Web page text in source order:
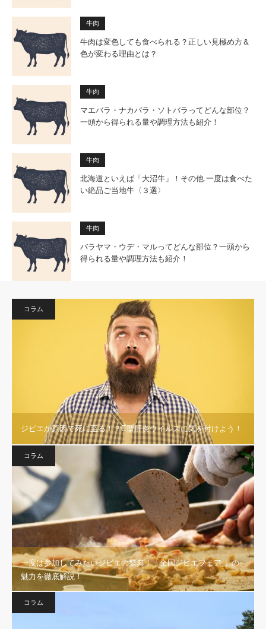
牛肉
牛肉は変色しても食べられる？正しい見極め方＆
色が変わる理由とは？
牛肉
マエバラ・ナカバラ・ソトバラってどんな部位？
一頭から得られる量や調理方法も紹介！
牛肉
北海道といえば「大沼牛」！その他.一度は食べた
い絶品ご当地牛〈３選〉
牛肉
バラヤマ・ウデ・マルってどんな部位？一頭から
得られる量や調理方法も紹介！
コラム
ジビエが原因で死に至る！？E型肝炎ウイルスに気を付けよう！
コラム
一度は参加してみたいジビエの祭典！「全国ジビエフェア 」の
魅力を徹底解説！
コラム